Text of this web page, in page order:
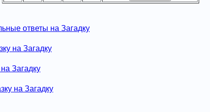
ответы на Загадку
на Загадку
Загадку
на Загадку